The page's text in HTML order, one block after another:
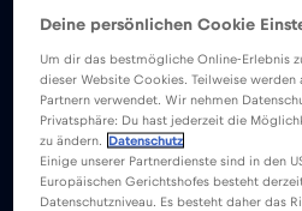
Der Red Bull MOBILE eSIM
Deine persönlichen Cookie
Um dir das bestmögliche Online-Erlebnis
dieser Website Cookies. Teilweise
Partnern verwendet. Wir nehmen
Privatsphäre: Du hast jederzeit die
zu ändern.
Datenschutz
Einige unserer Partnerdienste sind in den
Europäischen Gerichtshofes besteht
Datenschutzniveau. Es besteht daher das